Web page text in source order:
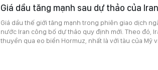
Giá dầu tăng mạnh sau dự thảo của
Giá dầu thế giới tăng mạnh trong phiên giao dịch
nước Iran công bố dự thảo quy định mới. Theo đó,
thuyền qua eo biển Hormuz, nhất là với tàu của Mỹ